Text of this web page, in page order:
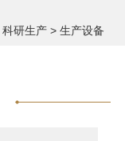
科研生产> 生产设备